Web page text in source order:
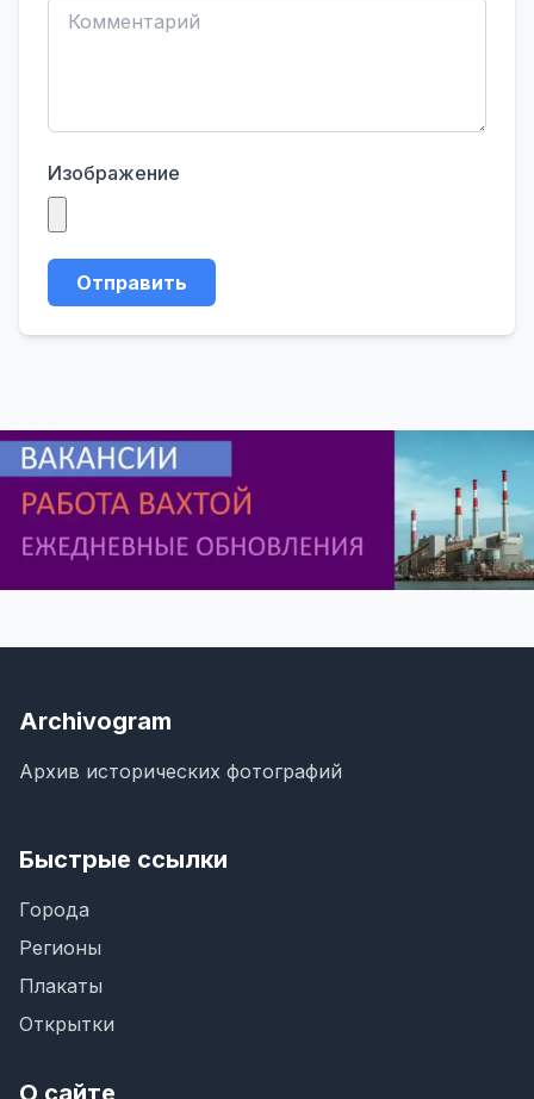
Изображение
Отправить
Archivogram
Архив исторических фотографий
Быстрые ссылки
Города
Регионы
Плакаты
Открытки
О сайте